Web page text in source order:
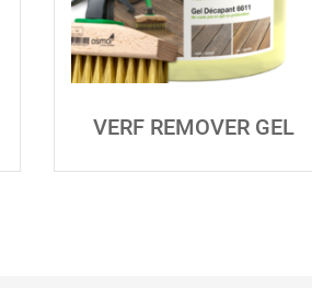
VERF REMOVER GEL